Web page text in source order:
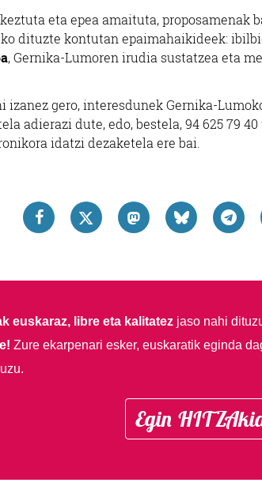
eta epea amaituta, proposamenak
dituzte kontutan epaimahaikideek:
, Gernika-Lumoren irudia sustatzea eta
izanez gero, interesdunek Gernika-
adierazi dute, edo, bestela, 94 625 79
idatzi dezaketela ere bai.
euskaraz, libre eta kalitatezjaso nahi
Zure ekarpenari esker, euskaratik eginda
Egin